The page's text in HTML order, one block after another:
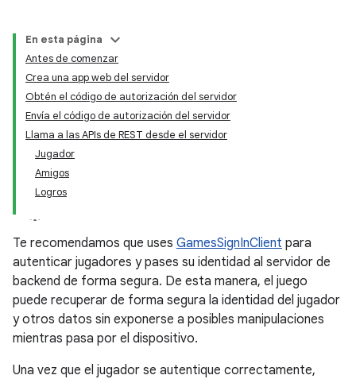
En esta página
Antes de comenzar
Crea una app web del servidor
Obtén el código de autorización del servidor
Envía el código de autorización del servidor
Llama a las APIs de REST desde el servidor
Jugador
Amigos
Logros
Te recomendamos que uses GamesSignInClient para
autenticar jugadores y pases su identidad al servidor de
backend de forma segura. De esta manera, el juego
puede recuperar de forma segura la identidad del jugador
y otros datos sin exponerse a posibles manipulaciones
mientras pasa por el dispositivo.
Una vez que el jugador se autentique correctamente,